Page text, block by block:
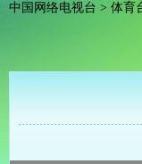
中国网络电视台 > 体育